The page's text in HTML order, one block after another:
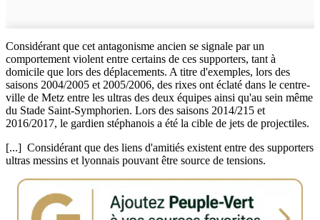
Considérant que cet antagonisme ancien se signale par un
comportement violent entre certains de ces supporters, tant à
domicile que lors des déplacements. A titre d'exemples, lors des
saisons 2004/2005 et 2005/2006, des rixes ont éclaté dans le centre-
ville de Metz entre les ultras des deux équipes ainsi qu'au sein même
du Stade Saint-Symphorien. Lors des saisons 2014/215 et
2016/2017, le gardien stéphanois a été la cible de jets de projectiles.
[...] Considérant que des liens d'amitiés existent entre des supporters
ultras messins et lyonnais pouvant être source de tensions.